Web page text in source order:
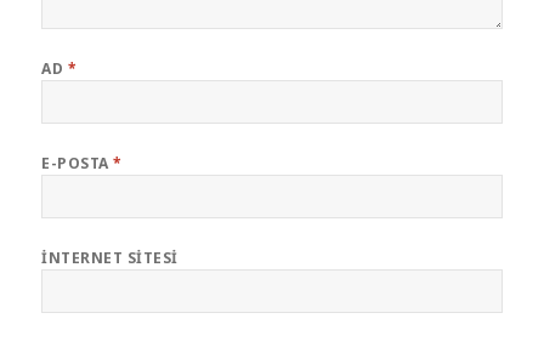
AD *
E-POSTA*
İNTERNET SITESI